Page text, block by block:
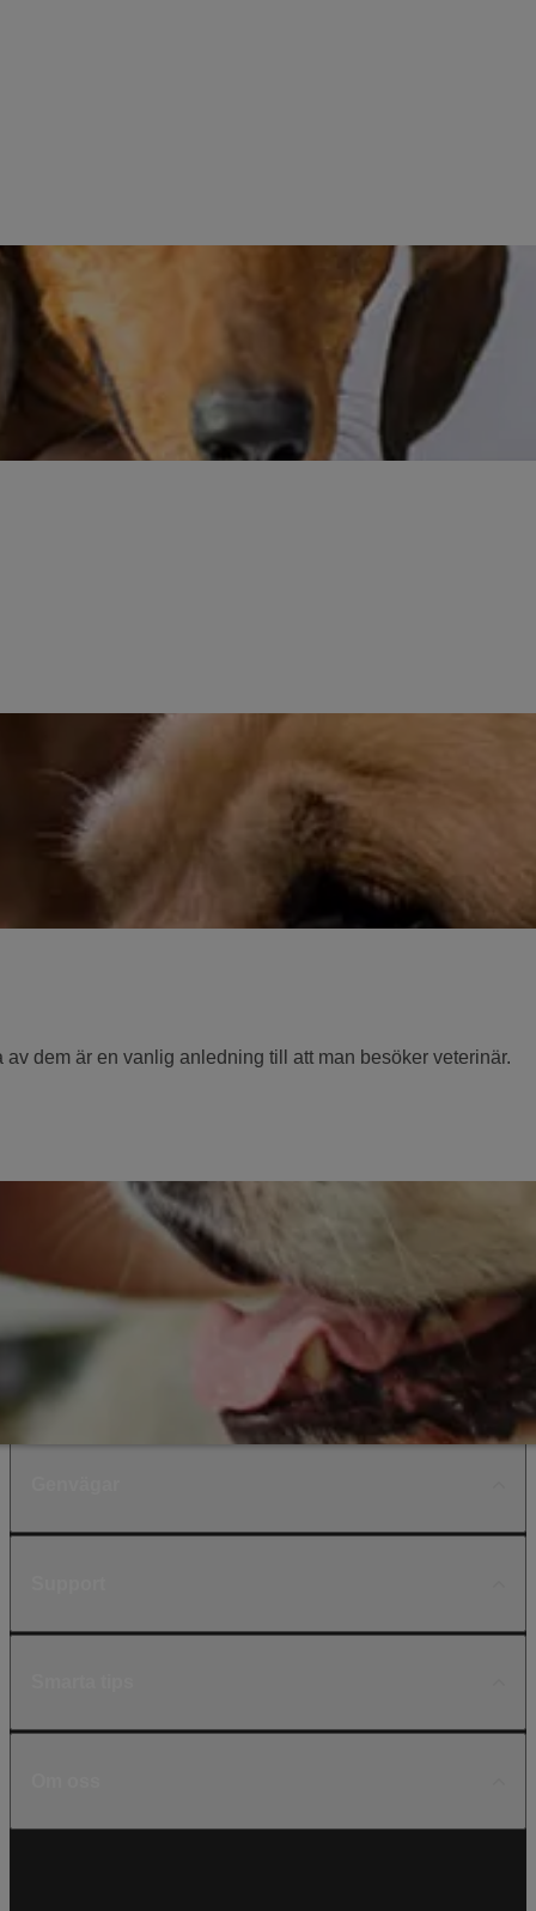
dem är en vanlig anledning till att man besöker veterinär.